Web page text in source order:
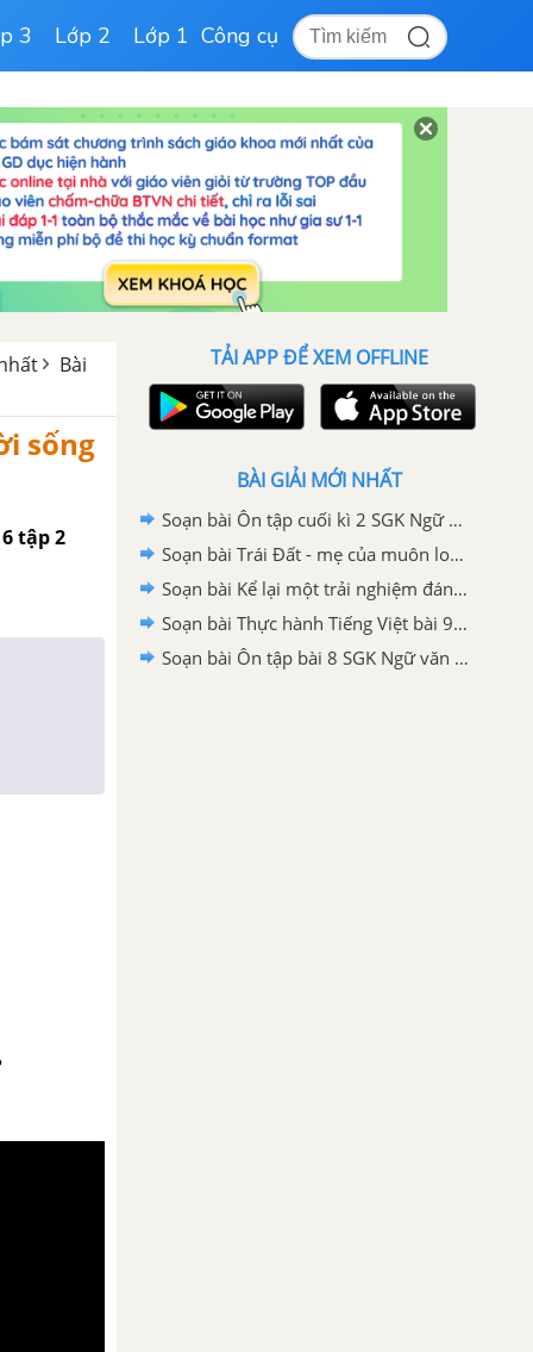
3 Lớp 2 Lớp 1 Công cụ
Bài
sống
tập 2
TẢI APP ĐỂ XEM OFFLINE
BÀI GIẢI MỚI NHẤT
Soạn bài Ôn tập cuối kì 2 SGK Ngữ văn 6 tập 2 Chân trời sáng tạo chi tiết
Soạn bài Trái Đất - mẹ của muôn loài SGK Ngữ văn 6 tập 2 Chân trời sáng tạo chi tiết
Soạn bài Kể lại một trải nghiệm đáng nhớ đối với bản thân (Phần nói - bài 9) SGK Ngữ văn 6 tập 1 Chân trời sáng tạo chi tiết
Soạn bài Thực hành Tiếng Việt bài 9 SGK Ngữ văn 6 tập 2 Chân trời sáng tạo chi tiết
Soạn bài Ôn tập bài 8 SGK Ngữ văn 6 tập 1 Chân trời sáng tạo chi tiết